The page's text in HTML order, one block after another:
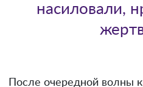
насиловали,
После очередной волны